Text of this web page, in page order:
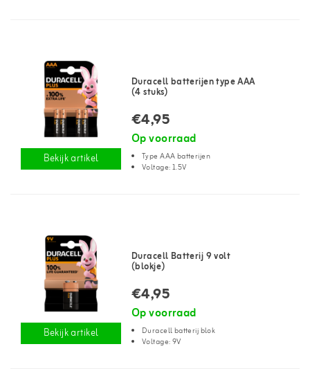
Bekijk artikel
Duracell batterijen type AAA
(4 stuks)
€4,95
Op voorraad
Type AAA batterijen
Voltage: 1.5V
Bekijk artikel
Duracell Batterij 9 volt
(blokje)
€4,95
Op voorraad
Duracell batterij blok
Voltage: 9V